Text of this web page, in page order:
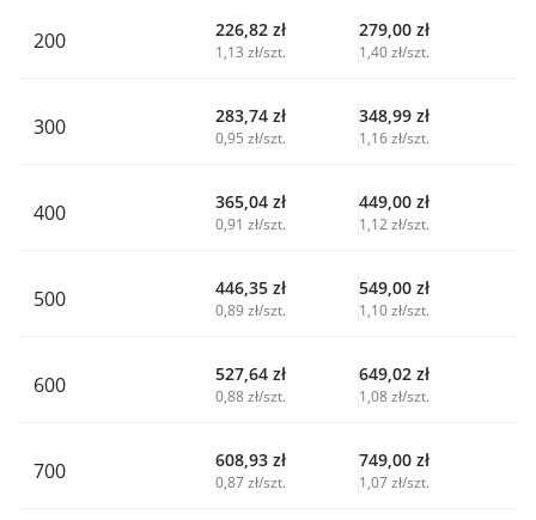
200 226,82 zł
1,13 zł/szt.
279,00 zł
1,40 zł/szt.
300 283,74 zł
0,95 zł/szt.
348,99 zł
1,16 zł/szt.
400 365,04 zł
0,91 zł/szt.
449,00 zł
1,12 zł/szt.
500 446,35 zł
0,89 zł/szt.
549,00 zł
1,10 zł/szt.
600 527,64 zł
0,88 zł/szt.
649,02 zł
1,08 zł/szt.
700 608,93 zł
0,87 zł/szt.
749,00 zł
1,07 zł/szt.